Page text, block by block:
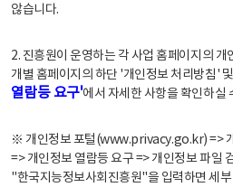
않습니다.
2. 진흥원이 운영하는 각 사업 홈페이지의 개
개별 홈페이지의 하단 '개인정보 처리방침'
열람등 요구'에서 자세한 사항을 확인하실
※ 개인정보 포털(www.privacy.go.kr) =>
=> 개인정보 열람등 요구 => 개인정보 파일
"한국지능정보사회진흥원"을 입력하면 세